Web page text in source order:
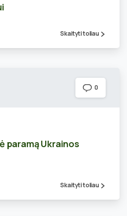
Skaityti toliau
0
paramą Ukrainos
Skaityti toliau